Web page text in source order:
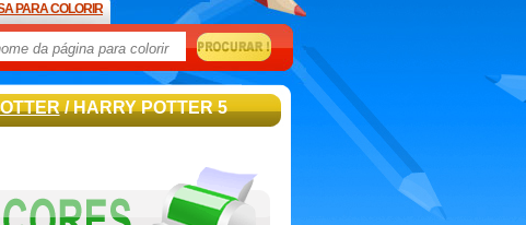
PARA COLORIR
/ HARRY POTTER 5